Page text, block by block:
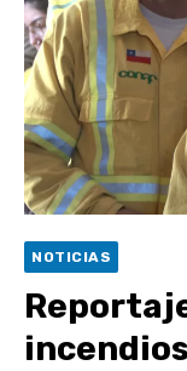
Retrospectiva
Araneda
Cantor Popular
Pichilemu
Cóctel de Sábado:
alcalde Roberto
esterilización de
NOTICIAS